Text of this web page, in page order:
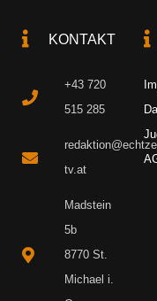
KONTAKT
+43 720
515 285
tv.at
Madstein
5b
8770 St.
Michael i.